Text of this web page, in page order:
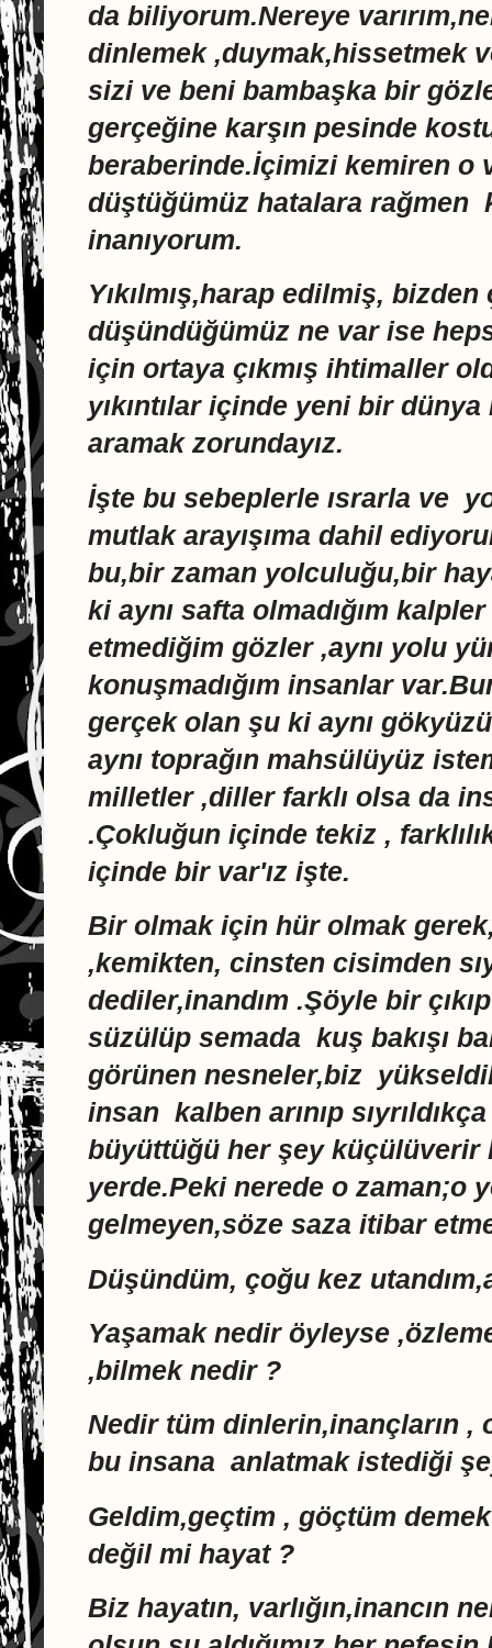
da biliyorum.Nereye
dinlemek ,duymak,hissetmek
sizi ve beni bambaşka bir
gerçeğine karşın pesinde
beraberinde.İçimizi kemiren o
düştüğümüz hatalara rağmen
inanıyorum.
Yıkılmış,harap edilmiş, bizden
düşündüğümüz ne var ise
için ortaya çıkmış ihtimaller
yıkıntılar içinde yeni bir
aramak zorundayız.
İşte bu sebeplerle ısrarla ve
mutlak arayışıma dahil
bu,bir zaman yolculuğu,bir
ki aynı safta olmadığım
etmediğim gözler ,aynı yolu
konuşmadığım insanlar
gerçek olan şu ki aynı
aynı toprağın mahsülüyüz
milletler ,diller farklı olsa da
.Çokluğun içinde tekiz ,
içinde bir var'ız işte.
Bir olmak için hür olmak
,kemikten, cinsten cisimden
dediler,inandım .Şöyle bir
süzülüp semada kuş bakışı
görünen nesneler,biz
insan kalben arınıp
büyüttüğü her şey küçülüverir
yerde.Peki nerede o zaman;o
gelmeyen,söze saza itibar
Düşündüm, çoğu kez
Yaşamak nedir öyleyse
,bilmek nedir ?
Nedir tüm dinlerin,inançların ,
bu insana anlatmak istediği
Geldim,geçtim , göçtüm
değil mi hayat ?
Biz hayatın, varlığın,inancın